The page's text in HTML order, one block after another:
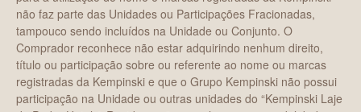
não faz parte das Unidades ou Participações Fracionadas,
tampouco sendo incluídos na Unidade ou Conjunto. O
Comprador reconhece não estar adquirindo nenhum direito,
título ou participação sobre ou referente ao nome ou marcas
registradas da Kempinski e que o Grupo Kempinski não possui
participação na Unidade ou outras unidades do “Kempinski Laje